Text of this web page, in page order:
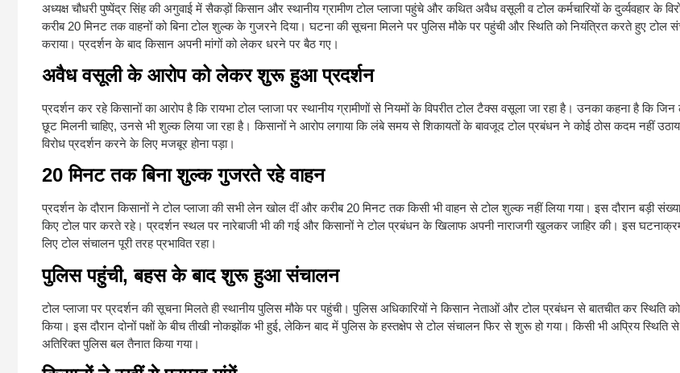
अध्यक्ष चौधरी पुष्पेंद्र सिंह की अगुवाई में सैकड़ों किसान और स्थानीय ग्रामीण टोल प्लाजा पहुंचे और कथित अवैध वसूली व टोल कर्मचारियों के दुर्व्यवहार के
करीब 20 मिनट तक वाहनों को बिना टोल शुल्क के गुजरने दिया। घटना की सूचना मिलने पर पुलिस मौके पर पहुंची और स्थिति को नियंत्रित करते हुए टोल
कराया। प्रदर्शन के बाद किसान अपनी मांगों को लेकर धरने पर बैठ गए।
अवैध वसूली के आरोप को लेकर शुरू हुआ प्रदर्शन
प्रदर्शन कर रहे किसानों का आरोप है कि रायभा टोल प्लाजा पर स्थानीय ग्रामीणों से नियमों के विपरीत टोल टैक्स वसूला जा रहा है। उनका कहना है कि जिन
छूट मिलनी चाहिए, उनसे भी शुल्क लिया जा रहा है। किसानों ने आरोप लगाया कि लंबे समय से शिकायतों के बावजूद टोल प्रबंधन ने कोई ठोस कदम नहीं
विरोध प्रदर्शन करने के लिए मजबूर होना पड़ा।
20 मिनट तक बिना शुल्क गुजरते रहे वाहन
प्रदर्शन के दौरान किसानों ने टोल प्लाजा की सभी लेन खोल दीं और करीब 20 मिनट तक किसी भी वाहन से टोल शुल्क नहीं लिया गया। इस दौरान बड़ी
किए टोल पार करते रहे। प्रदर्शन स्थल पर नारेबाजी भी की गई और किसानों ने टोल प्रबंधन के खिलाफ अपनी नाराजगी खुलकर जाहिर की। इस
लिए टोल संचालन पूरी तरह प्रभावित रहा।
पुलिस पहुंची, बहस के बाद शुरू हुआ संचालन
टोल प्लाजा पर प्रदर्शन की सूचना मिलते ही स्थानीय पुलिस मौके पर पहुंची। पुलिस अधिकारियों ने किसान नेताओं और टोल प्रबंधन से बातचीत कर स्थिति
किया। इस दौरान दोनों पक्षों के बीच तीखी नोकझोंक भी हुई, लेकिन बाद में पुलिस के हस्तक्षेप से टोल संचालन फिर से शुरू हो गया। किसी भी अप्रिय
अतिरिक्त पुलिस बल तैनात किया गया।